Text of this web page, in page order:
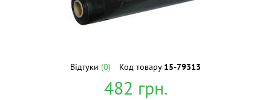
Відгуки (0) Код товару 15-79313
482 грн.